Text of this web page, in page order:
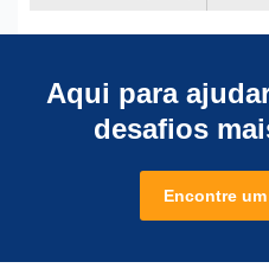
Aqui para
desafios
Encontre